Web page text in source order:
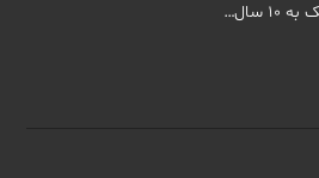
سال…